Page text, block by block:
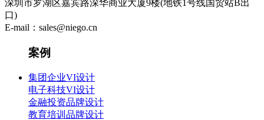
深圳市罗湖区嘉宾路深华商业大厦9楼(地铁1号线国贸站B出
口)
E-mail：sales@niego.cn
案例
集团企业VI设计
电子科技VI设计
金融投资品牌设计
教育培训品牌设计